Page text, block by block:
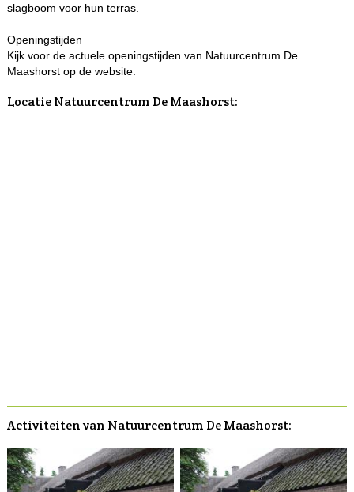
slagboom voor hun terras.
Openingstijden
Kijk voor de actuele openingstijden van Natuurcentrum De
Maashorst op de website.
Locatie Natuurcentrum De Maashorst:
Activiteiten van Natuurcentrum De Maashorst: